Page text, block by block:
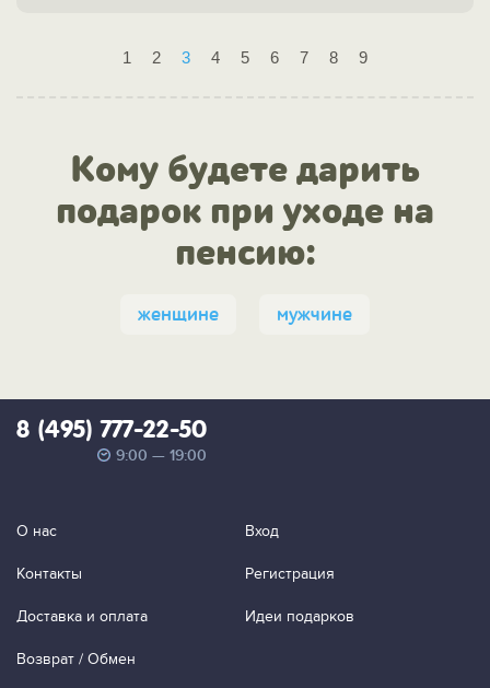
1 2 3 4 5 6 7 8 9
Кому будете дарить
подарок при уходе на
пенсию:
женщине мужчине
8 (495) 777-22-50
9:00 — 19:00
О нас
Контакты
Доставка и оплата
Возврат / Обмен
Вход
Регистрация
Идеи подарков